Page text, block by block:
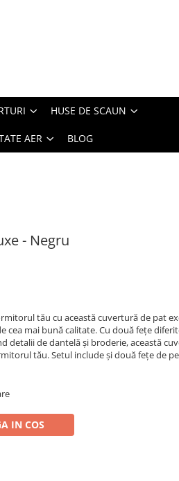
HUSE DE SCAUN
AER BLOG
- Negru
tău cu această cuvertură de pat
cea mai bună calitate. Cu două fețe
detalii de dantelă și broderie, această
tău. Setul include și două fețe de
IN COS